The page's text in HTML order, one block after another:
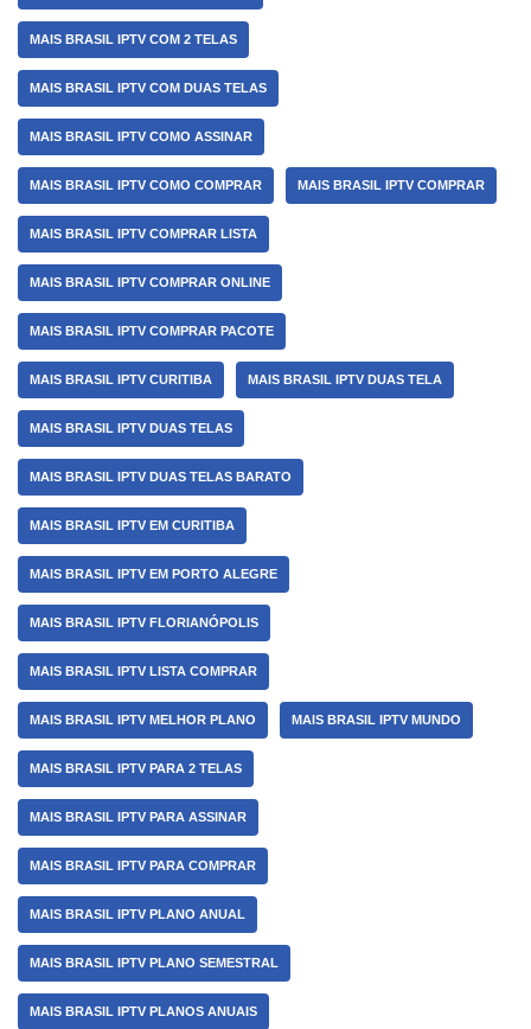
MAIS BRASIL IPTV COM 2 TELAS
MAIS BRASIL IPTV COM DUAS TELAS
MAIS BRASIL IPTV COMO ASSINAR
MAIS BRASIL IPTV COMO COMPRAR MAIS BRASIL IPTV COMPRAR
MAIS BRASIL IPTV COMPRAR LISTA
MAIS BRASIL IPTV COMPRAR ONLINE
MAIS BRASIL IPTV COMPRAR PACOTE
MAIS BRASIL IPTV CURITIBA MAIS BRASIL IPTV DUAS TELA
MAIS BRASIL IPTV DUAS TELAS
MAIS BRASIL IPTV DUAS TELAS BARATO
MAIS BRASIL IPTV EM CURITIBA
MAIS BRASIL IPTV EM PORTO ALEGRE
MAIS BRASIL IPTV FLORIANÓPOLIS
MAIS BRASIL IPTV LISTA COMPRAR
MAIS BRASIL IPTV MELHOR PLANO MAIS BRASIL IPTV MUNDO
MAIS BRASIL IPTV PARA 2 TELAS
MAIS BRASIL IPTV PARA ASSINAR
MAIS BRASIL IPTV PARA COMPRAR
MAIS BRASIL IPTV PLANO ANUAL
MAIS BRASIL IPTV PLANO SEMESTRAL
MAIS BRASIL IPTV PLANOS ANUAIS